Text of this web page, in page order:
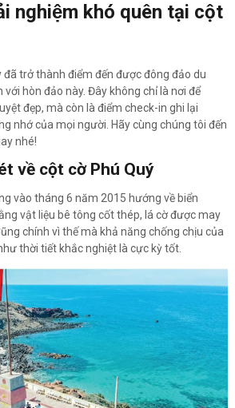
nghiệm khó quên tại cột
trở thành điểm đến được đông đảo du
với hòn đảo này. Đây không chỉ là nơi để
đẹp, mà còn là điểm check-in ghi lại
nhớ của mọi người. Hãy cùng chúng tôi đến
nhé!
về cột cờ Phú Quý
vào tháng 6 năm 2015 hướng về biển
vật liệu bê tông cốt thép, lá cờ được may
chính vì thế mà khả năng chống chịu của
thời tiết khắc nghiệt là cực kỳ tốt.